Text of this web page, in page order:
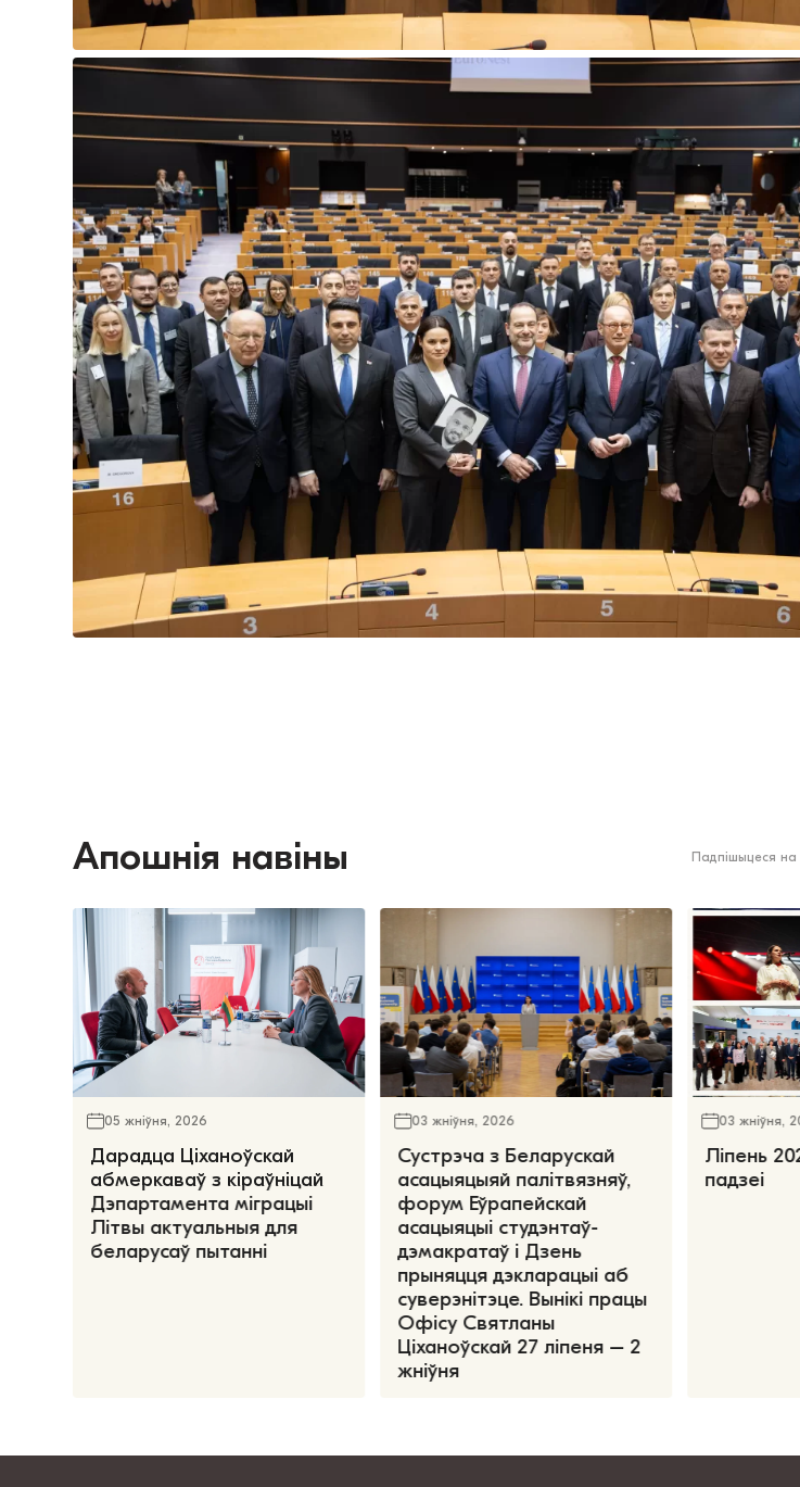
Апошнія навіны Падпішыцеся на
05 жніўня, 2026
Дарадца Ціханоўскай
абмеркаваў з кіраўніцай
Дэпартамента міграцыі
Літвы актуальныя для
беларусаў пытанні
03 жніўня, 2026
Сустрэча з Беларускай
асацыяцыяй палітвязняў,
форум Еўрапейскай
асацыяцыі студэнтаў-
дэмакратаў і Дзень
прыняцця дэкларацыі аб
суверэнітэце. Вынікі працы
Офісу Святланы
Ціханоўскай 27 ліпеня – 2
жніўня
03 жніўня,
Ліпень
падзеі